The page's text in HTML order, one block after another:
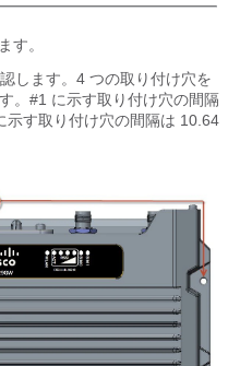
す。
します。4 つの取り付け穴を
。#1 に示す取り付け穴の間隔
す取り付け穴の間隔は 10.64